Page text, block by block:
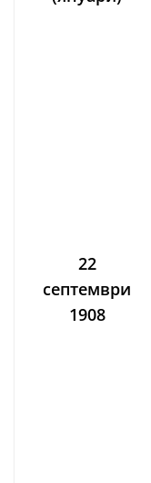
22
септември
1908